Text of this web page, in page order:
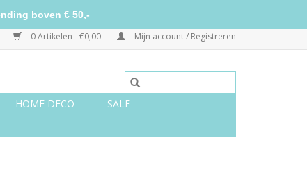
0 Artikelen - €0,00 Mijn account / Registreren
HOME DECO
SALE
boven € 50,-